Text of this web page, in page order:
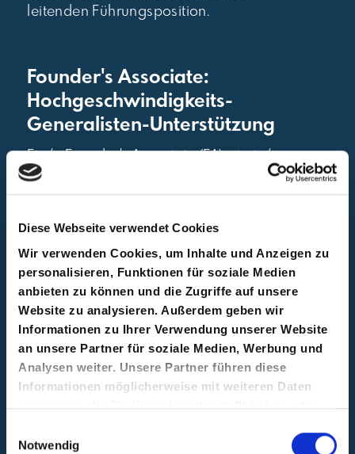
Diese Webseite verwendet Cookies
Wir verwenden Cookies, um Inhalte und Anzeigen zu
personalisieren, Funktionen für soziale Medien
anbieten zu können und die Zugriffe auf unsere
Website zu analysieren. Außerdem geben wir
Informationen zu Ihrer Verwendung unserer Website
an unsere Partner für soziale Medien, Werbung und
Analysen weiter. Unsere Partner führen diese
Informationen möglicherweise mit weiteren Daten
zusammen, die Sie ihnen bereitgestellt haben oder
gesammelt haben.
Notwendig
leitenden Führungsposition.
Founder's Associate:
Hochgeschwindigkeits-
Generalisten-Unterstützung
Ein/e Founder's Associate (FA) ist ein/e
scharfsinnige/r GeneralistIn, der/die
direkt mit dem/der GründerIn
Unternehmen voranzubringen.
FAs sind ideal für die Pre-Seed- bis zur
Series-A-Phase und fühlen sich in
Umgebungen mit hoher Ambivalenz
und hoher Dringlichkeit wohl. Sie
erledigen Aufgaben schnell und ohne
tiefgreifende Fachkenntnisse zu